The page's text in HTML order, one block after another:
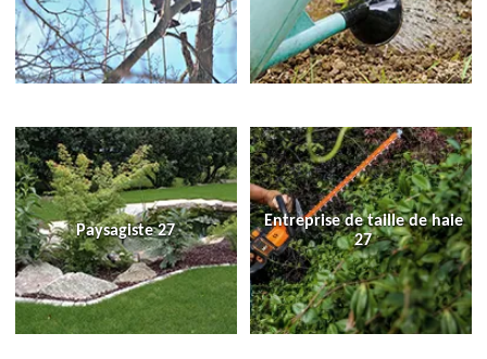
Paysagiste 27
Entreprise de taille de haie
27